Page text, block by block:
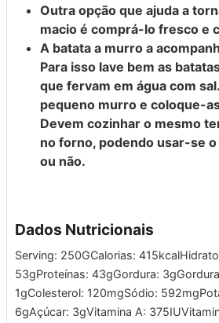
Outra opção que ajuda a
macio é comprá-lo fresco e
A batata a murro a
Para isso lave bem as
que fervam em água com
pequeno murro e coloque-
Devem cozinhar o mesmo
no forno, podendo usar-se
ou não.
Dados Nutricionais
Serving: 250GCalorias: 415kcal
53gProteínas: 43gGordura: 3g
1gColesterol: 120mgSódio: 592mg
6gAçúcar: 3gVitamina A: 375IU